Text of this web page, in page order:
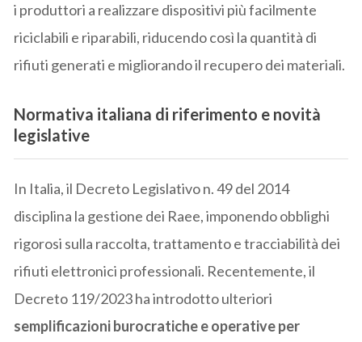
i produttori a realizzare dispositivi più facilmente
riciclabili e riparabili, riducendo così la quantità di
rifiuti generati e migliorando il recupero dei materiali.
Normativa italiana di riferimento e novità
legislative
In Italia, il Decreto Legislativo n. 49 del 2014
disciplina la gestione dei Raee, imponendo obblighi
rigorosi sulla raccolta, trattamento e tracciabilità dei
rifiuti elettronici professionali. Recentemente, il
Decreto 119/2023 ha introdotto ulteriori
semplificazioni burocratiche e operative per